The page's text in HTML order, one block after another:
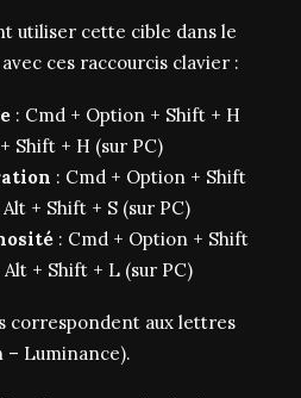
utiliser cette cible dans le
ces raccourcis clavier :
: Cmd + Option + Shift + H
Shift + H (sur PC)
: Cmd + Option + Shift
+ Shift + S (sur PC)
: Cmd + Option + Shift
+ Shift + L (sur PC)
correspondent aux lettres
– Luminance).